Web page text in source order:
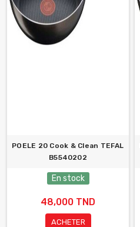
POELE 20 Cook & Clean TEFAL
B5540202
En stock
48,000 TND
ACHETER